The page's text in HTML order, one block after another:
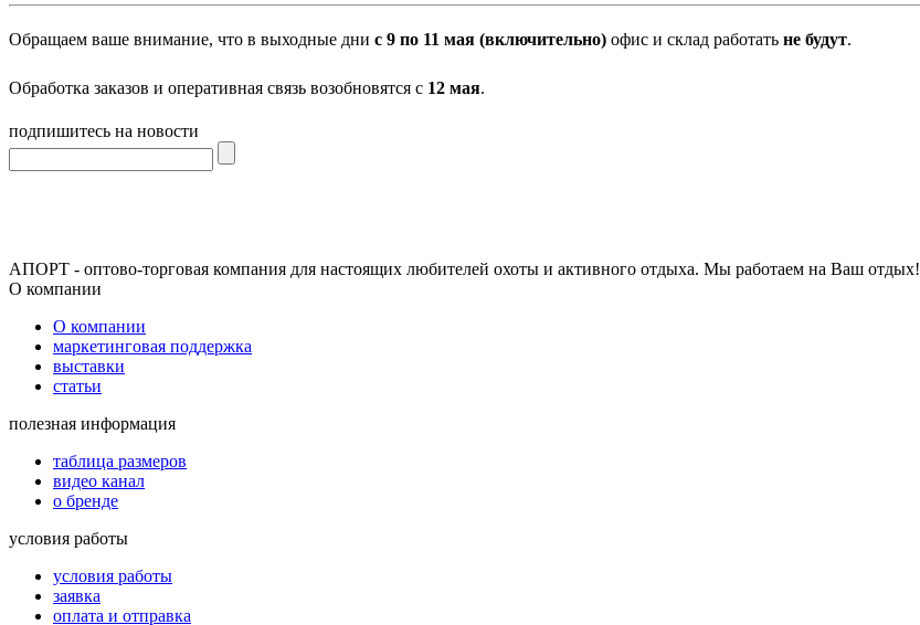
Обращаем ваше внимание, что в выходные дни с 9 по 11 мая (включительно) офис и склад работать не будут.
Обработка заказов и оперативная связь возобновятся с 12 мая.
подпишитесь на новости
АПОРТ - оптово-торговая компания для настоящих любителей охоты и активного отдыха. Мы работаем на Ваш отдых!
О компании
О компании
маркетинговая поддержка
выставки
статьи
полезная информация
таблица размеров
видео канал
о бренде
условия работы
условия работы
заявка
оплата и отправка